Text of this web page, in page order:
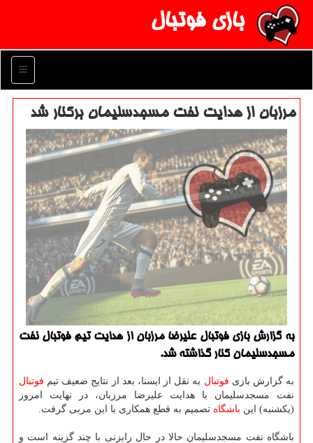
بازی فوتبال
منو
مرزبان از هدایت نفت مسجدسلیمان بركنار شد
به گزارش بازی فوتبال علیرضا مرزبان از هدایت تیم فوتبال نفت
مسجدسلیمان كنار گذاشته شد.
به گزارش بازی فوتبال به نقل از ایسنا، بعد از نتایج ضعیف تیم فوتبال
نفت مسجدسلیمان با هدایت علیرضا مرزبان، در نهایت امروز
(یكشنبه) این باشگاه تصمیم به قطع همكاری با این مربی گرفت.
باشگاه نفت مسجدسلیمان حالا در حال رایزنی با چند گزینه است و